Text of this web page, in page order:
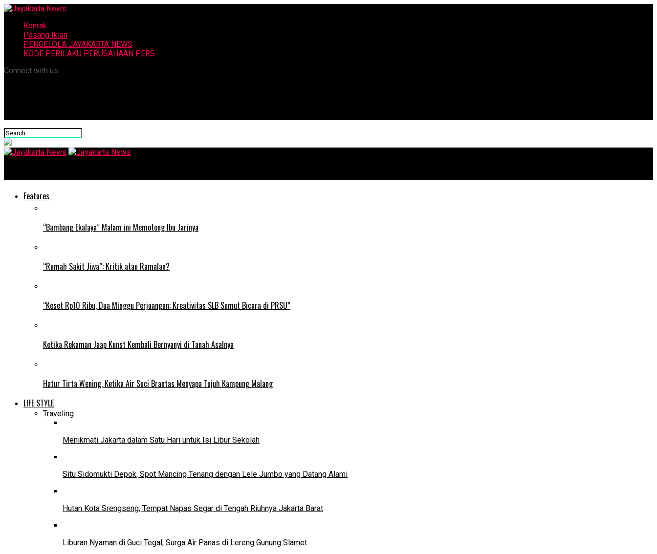
Kontak
Pasang Iklan
PENGELOLA JAYAKARTA NEWS
KODE PERILAKU PERUSAHAAN PERS
Connect with us
Features
“Bambang Ekalaya” Malam ini Memotong Ibu Jarinya
“Rumah Sakit Jiwa”: Kritik atau Ramalan?
“Keset Rp10 Ribu, Dua Minggu Perjuangan: Kreativitas SLB Sumut Bicara di PRSU”
Ketika Rekaman Jaap Kunst Kembali Bernyanyi di Tanah Asalnya
Hatur Tirta Wening, Ketika Air Suci Brantas Menyapa Tujuh Kampung Malang
LIFE STYLE
Traveling
Menikmati Jakarta dalam Satu Hari untuk Isi Libur Sekolah
Situ Sidomukti Depok, Spot Mancing Tenang dengan Lele Jumbo yang Datang Alami
Hutan Kota Srengseng, Tempat Napas Segar di Tengah Riuhnya Jakarta Barat
Liburan Nyaman di Guci Tegal, Surga Air Panas di Lereng Gunung Slamet